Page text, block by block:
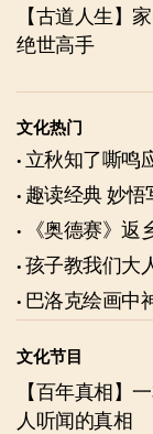
【古道人生】
绝世高手
文化热门
趣读经典 妙
《奥德赛》
孩子教我们大
巴洛克绘画中
文化节目
【百年真相】
人听闻的真相